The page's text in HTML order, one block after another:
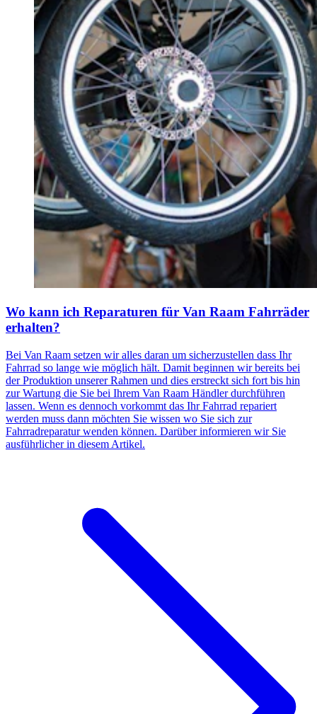
Wo kann ich Reparaturen für Van Raam Fahrräder
erhalten?
Bei Van Raam setzen wir alles daran um sicherzustellen dass Ihr
Fahrrad so lange wie möglich hält. Damit beginnen wir bereits bei
der Produktion unserer Rahmen und dies erstreckt sich fort bis hin
zur Wartung die Sie bei Ihrem Van Raam Händler durchführen
lassen. Wenn es dennoch vorkommt das Ihr Fahrrad repariert
werden muss dann möchten Sie wissen wo Sie sich zur
Fahrradreparatur wenden können. Darüber informieren wir Sie
ausführlicher in diesem Artikel.